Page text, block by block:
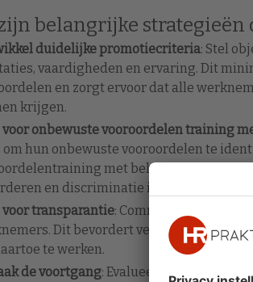
belangrijke strategieën
duidelijke promotiecriteria: Stel
vaardigheden en ervaring. Dit
en zorgt ervoor dat alle
krijgen.
voor onbewuste vooroordelen training
om hun onbewuste vooroordelen te
met behulp van virtual
en discriminatie in het
voor transparantie: Communiceer het
Dit bevordert vertrouwen en
te werken.
de voortgang: Evalueer het